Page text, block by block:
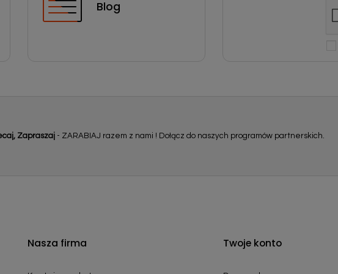
Blog
Zapraszaj - ZARABIAJ razem z nami ! Dołącz do naszych programów partnerskich.
Nasza firma Twoje konto